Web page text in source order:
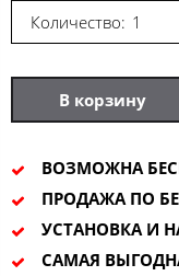
Количество:
В корзину
ВОЗМОЖНА
ПРОДАЖА ПО
УСТАНОВКА И
САМАЯ